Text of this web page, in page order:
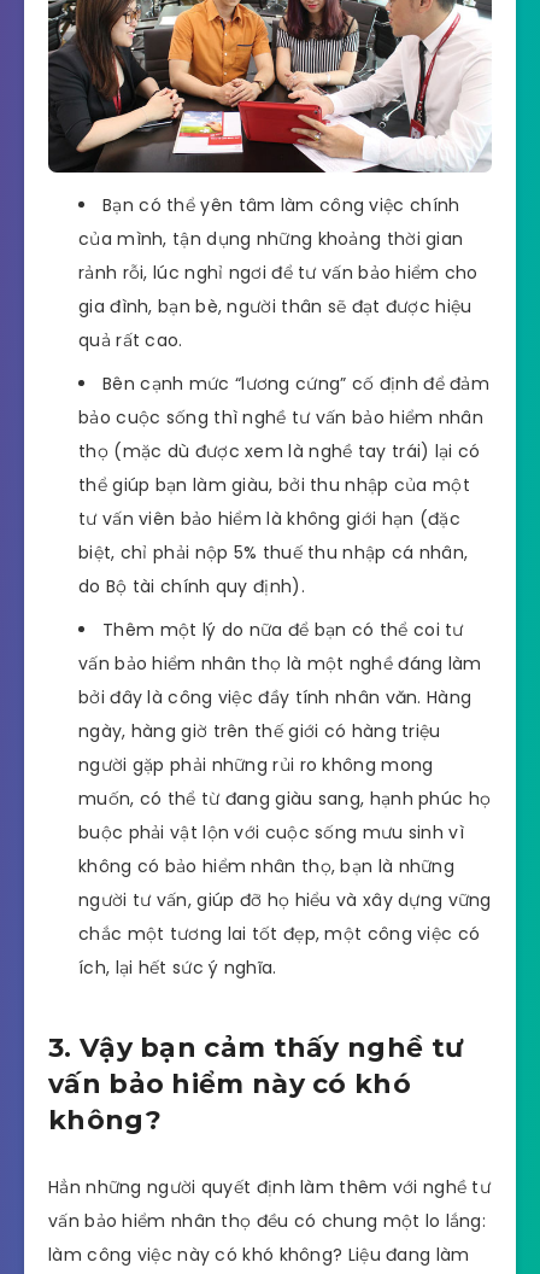
Bạn có thể yên tâm làm công việc chính
của mình, tận dụng những khoảng thời gian
rảnh rỗi, lúc nghỉ ngơi để tư vấn bảo hiểm cho
gia đình, bạn bè, người thân sẽ đạt được hiệu
quả rất cao.
Bên cạnh mức “lương cứng” cố định để đảm
bảo cuộc sống thì nghề tư vấn bảo hiểm nhân
thọ (mặc dù được xem là nghề tay trái) lại có
thể giúp bạn làm giàu, bởi thu nhập của một
tư vấn viên bảo hiểm là không giới hạn (đặc
biệt, chỉ phải nộp 5% thuế thu nhập cá nhân,
do Bộ tài chính quy định).
Thêm một lý do nữa để bạn có thể coi tư
vấn bảo hiểm nhân thọ là một nghề đáng làm
bởi đây là công việc đầy tính nhân văn. Hàng
ngày, hàng giờ trên thế giới có hàng triệu
người gặp phải những rủi ro không mong
muốn, có thể từ đang giàu sang, hạnh phúc họ
buộc phải vật lộn với cuộc sống mưu sinh vì
không có bảo hiểm nhân thọ, bạn là những
người tư vấn, giúp đỡ họ hiểu và xây dựng vững
chắc một tương lai tốt đẹp, một công việc có
ích, lại hết sức ý nghĩa.
3. Vậy bạn cảm thấy nghề tư
vấn bảo hiểm này có khó
không?
Hẳn những người quyết định làm thêm với nghề tư
vấn bảo hiểm nhân thọ đều có chung một lo lắng:
làm công việc này có khó không? Liệu đang làm